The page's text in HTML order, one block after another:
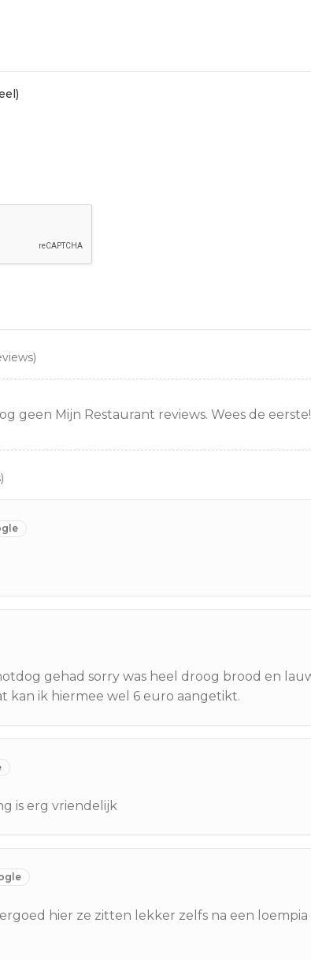
)
geen Mijn Restaurant reviews. Wees de eerste!
)
gehad sorry was heel droog brood en
kan ik hiermee wel 6 euro aangetikt.
is erg vriendelijk
hier ze zitten lekker zelfs na een loempia